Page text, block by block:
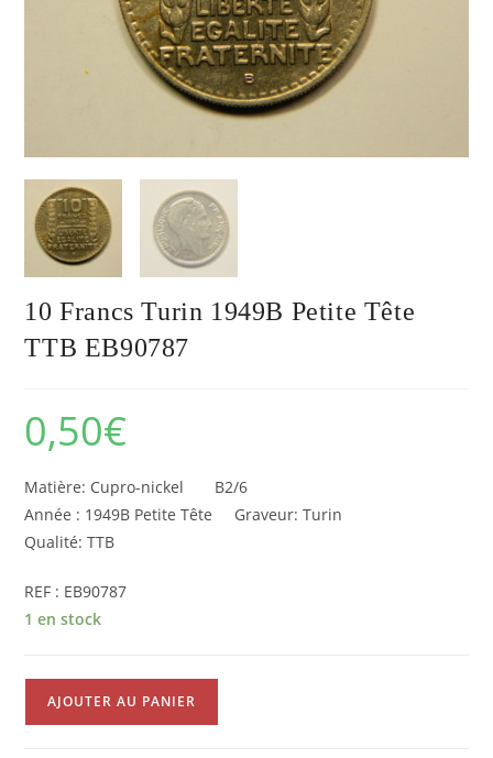
10 Francs Turin 1949B Petite Tête
TTB EB90787
0,50€
Matière: Cupro-nickel B2/6
Année : 1949B Petite Tête Graveur: Turin
Qualité: TTB
REF : EB90787
1 en stock
AJOUTER AU PANIER